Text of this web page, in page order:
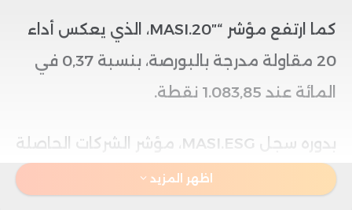
كما ارتفع مؤشر “MASI.20″، الذي يعكس أداء
20 مقاولة مدرجة بالبورصة، بنسبة 0,37 في
المائة عند 1.083,85 نقطة.
بدوره سجل MASI.ESG، مؤشر الشركات الحاصلة
اظهر المزيد